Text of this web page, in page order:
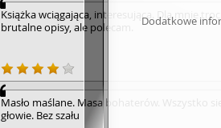
Książka wciągająca, interesująca. Dla mnie
brutalne opisy, ale polecam.
Masło maślane. Masa bohaterów. Wszystko się
głowie. Bez szału
Dodatkowe